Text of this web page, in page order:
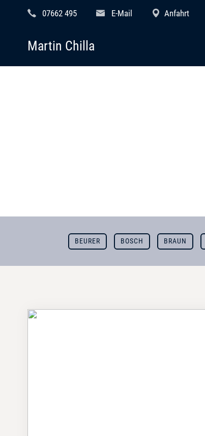
07662 495 E-Mail Anfahrt
Martin Chilla
BEURER BOSCH BRAUN